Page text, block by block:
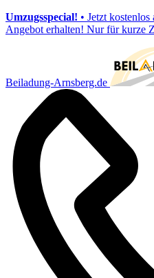
Umzugsspecial! • Jetzt
Angebot erhalten! Nur für kurze
Beiladung-Arnsberg.de